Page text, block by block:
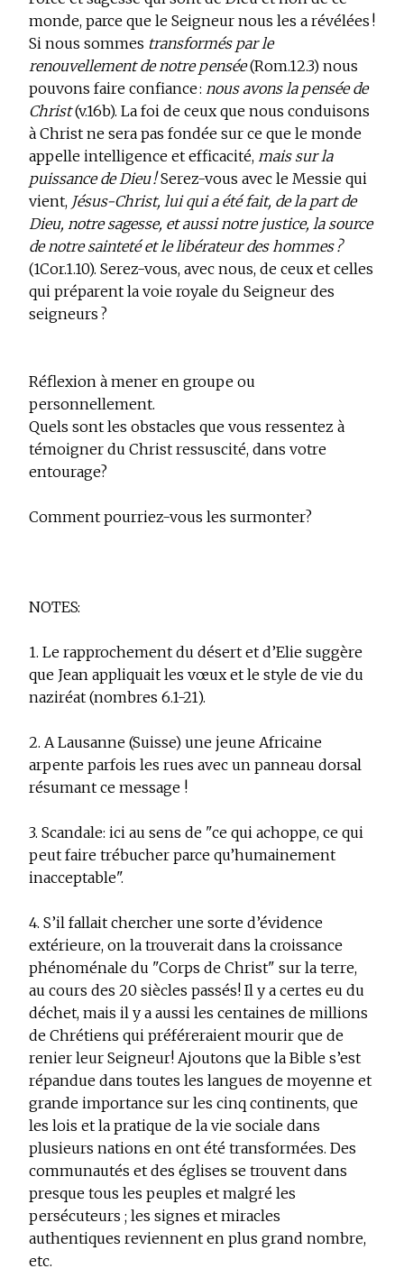
monde, parce que le Seigneur nous les a révélées !
Si nous sommes transformés par le
renouvellement de notre pensée(Rom.12.3) nous
pouvons faire confiance : nous avons la pensée de
Christ(v.16b). La foi de ceux que nous conduisons
à Christ ne sera pas fondée sur ce que le monde
appelle intelligence et efficacité, mais sur la
puissance de Dieu !Serez-vous avec le Messie qui
vient, Jésus-Christ, lui qui a été fait, de la part de
Dieu, notre sagesse, et aussi notre justice, la source
de notre sainteté et le libérateur des hommes ?
(1Cor.1.10). Serez-vous, avec nous, de ceux et celles
qui préparent la voie royale du Seigneur des
seigneurs ?
Réflexion à mener en groupe ou
personnellement.
Quels sont les obstacles que vous ressentez à
témoigner du Christ ressuscité, dans votre
entourage?
Comment pourriez-vous les surmonter?
NOTES:
1. Le rapprochement du désert et d’Elie suggère
que Jean appliquait les vœux et le style de vie du
naziréat (nombres 6.1-21).
2. A Lausanne (Suisse) une jeune Africaine
arpente parfois les rues avec un panneau dorsal
résumant ce message !
3. Scandale: ici au sens de "ce qui achoppe, ce qui
peut faire trébucher parce qu’humainement
inacceptable".
4. S’il fallait chercher une sorte d’évidence
extérieure, on la trouverait dans la croissance
phénoménale du "Corps de Christ" sur la terre,
au cours des 20 siècles passés! Il y a certes eu du
déchet, mais il y a aussi les centaines de millions
de Chrétiens qui préféreraient mourir que de
renier leur Seigneur! Ajoutons que la Bible s’est
répandue dans toutes les langues de moyenne et
grande importance sur les cinq continents, que
les lois et la pratique de la vie sociale dans
plusieurs nations en ont été transformées. Des
communautés et des églises se trouvent dans
presque tous les peuples et malgré les
persécuteurs ; les signes et miracles
authentiques reviennent en plus grand nombre,
etc.